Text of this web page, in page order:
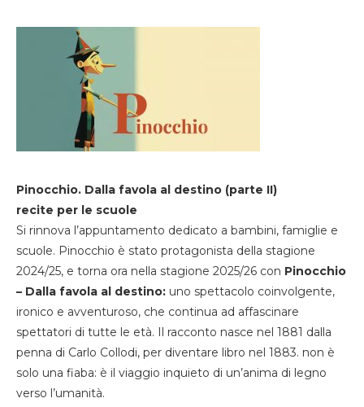
Pinocchio. Dalla favola al destino (parte II)
recite per le scuole
Si rinnova l’appuntamento dedicato a bambini, famiglie e
scuole. Pinocchio è stato protagonista della stagione
2024/25, e torna ora nella stagione 2025/26 con Pinocchio
– Dalla favola al destino: uno spettacolo coinvolgente,
ironico e avventuroso, che continua ad affascinare
spettatori di tutte le età. Il racconto nasce nel 1881 dalla
penna di Carlo Collodi, per diventare libro nel 1883. non è
solo una fiaba: è il viaggio inquieto di un’anima di legno
verso l’umanità.